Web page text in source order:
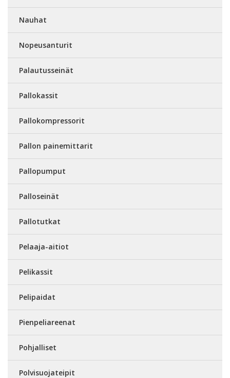
Nauhat
Nopeusanturit
Palautusseinät
Pallokassit
Pallokompressorit
Pallon painemittarit
Pallopumput
Palloseinät
Pallotutkat
Pelaaja-aitiot
Pelikassit
Pelipaidat
Pienpeliareenat
Pohjalliset
Polvisuojateipit